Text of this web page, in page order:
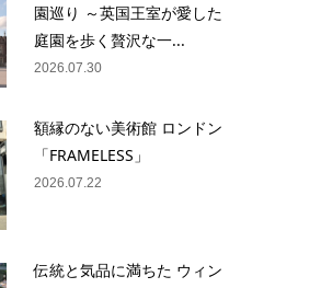
園巡り ～英国王室が愛した
庭園を歩く贅沢な一...
2026.07.30
額縁のない美術館 ロンドン
「FRAMELESS」
2026.07.22
伝統と気品に満ちた ウィン